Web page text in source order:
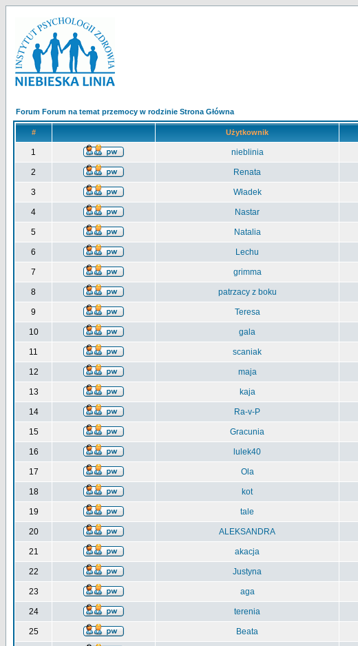
Forum Forum na temat przemocy w rodzinie Strona Główna
# Użytkownik
1 nieblinia
2 Renata
3 Władek
4 Nastar
5 Natalia
6 Lechu
7 grimma
8 patrzacy z boku
9 Teresa
10 gala
11 scaniak
12 maja
13 kaja
14 Ra-v-P
15 Gracunia
16 lulek40
17 Ola
18 kot
19 tale
20 ALEKSANDRA
21 akacja
22 Justyna
23 aga
24 terenia
25 Beata